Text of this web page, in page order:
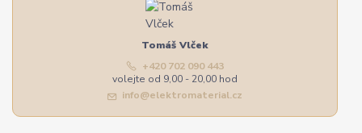
Tomáš Vlček
+420 702 090 443
volejte od 9,00 - 20,00 hod
info@elektromaterial.cz